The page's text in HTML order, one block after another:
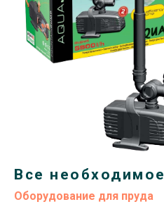
Все необходимое
Оборудование для пруда